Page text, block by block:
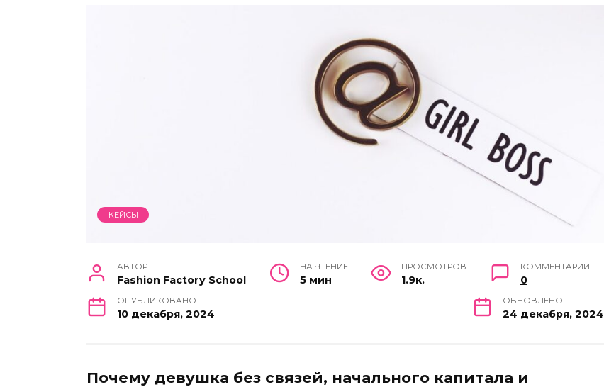
КЕЙСЫ
АВТОР
Fashion Factory School
НА ЧТЕНИЕ
5 мин
ПРОСМОТРОВ
1.9к.
КОММЕНТАРИИ
0
ОПУБЛИКОВАНО
10 декабря, 2024
ОБНОВЛЕНО
24 декабря, 2024
Почему девушка без связей, начального капитала и